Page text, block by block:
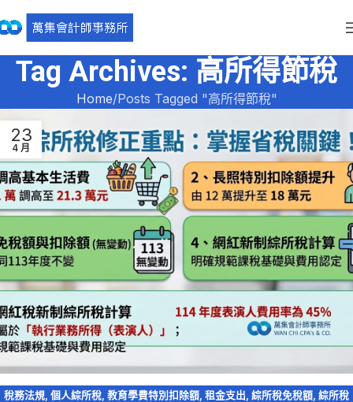
Tag Archives: 高所得節稅
Home Posts Tagged "高所得節稅"
23
4 月
稅務法規, 個人綜所稅, 教育學費特別扣除額, 租金支出, 綜所稅免稅額, 綜所稅